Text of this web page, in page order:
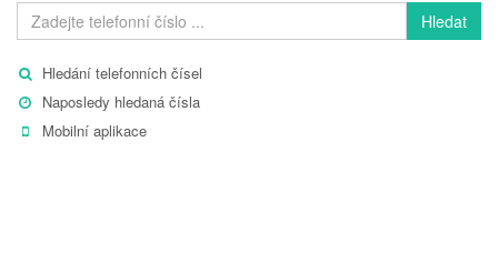
Hledat
Hledání telefonních čísel
Naposledy hledaná čísla
Mobilní aplikace